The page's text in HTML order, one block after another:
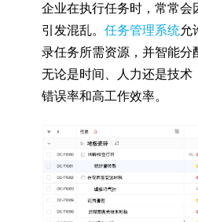
企业在执行任务时，常常会
引发混乱。 任务管理系统允
录任务所需资源，并智能分
无论是时间、人力还是技术
错误率和高工作效率。